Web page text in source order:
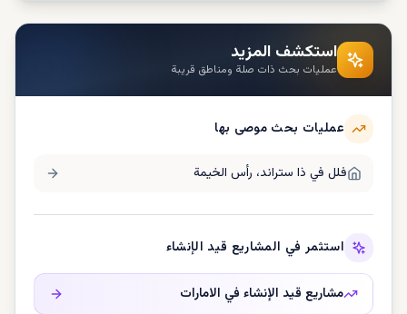
استكشف المزيد
عمليات بحث ذات صلة ومناطق قريبة
عمليات بحث موصى بها
فلل في ذا ستراند، رأس الخيمة
استثمر في المشاريع قيد الإنشاء
مشاريع قيد الإنشاء في الامارات